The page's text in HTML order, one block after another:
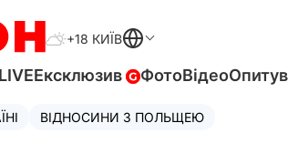
+18 КИЇВ
LIVEЕксклюзив ФотоВідео
ВІДНОСИНИ З ПОЛЬЩЕЮ